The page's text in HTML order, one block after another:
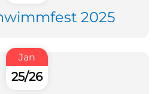
2025
Jan
25/26